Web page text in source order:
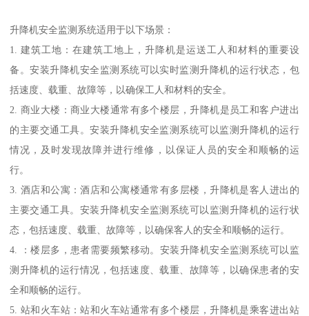
升降机安全监测系统适用于以下场景：
1. 建筑工地：在建筑工地上，升降机是运送工人和材料的重要设
备。安装升降机安全监测系统可以实时监测升降机的运行状态，包
括速度、载重、故障等，以确保工人和材料的安全。
2. 商业大楼：商业大楼通常有多个楼层，升降机是员工和客户进出
的主要交通工具。安装升降机安全监测系统可以监测升降机的运行
情况，及时发现故障并进行维修，以保证人员的安全和顺畅的运
行。
3. 酒店和公寓：酒店和公寓楼通常有多层楼，升降机是客人进出的
主要交通工具。安装升降机安全监测系统可以监测升降机的运行状
态，包括速度、载重、故障等，以确保客人的安全和顺畅的运行。
4. ：楼层多，患者需要频繁移动。安装升降机安全监测系统可以监
测升降机的运行情况，包括速度、载重、故障等，以确保患者的安
全和顺畅的运行。
5. 站和火车站：站和火车站通常有多个楼层，升降机是乘客进出站